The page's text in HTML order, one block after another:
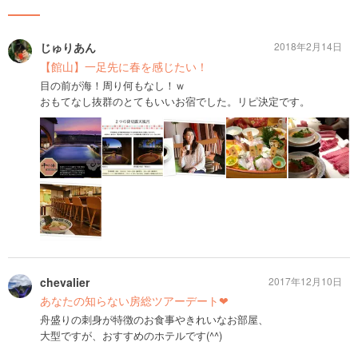
じゅりあん
【館山】一足先に春を感じたい！
目の前が海！周り何もなし！ｗ
おもてなし抜群のとてもいいお宿でした。リピ決定です。
2018年2月14日
chevalier
あなたの知らない房総ツアーデート❤︎
舟盛りの刺身が特徴のお食事やきれいなお部屋、
大型ですが、おすすめのホテルです(^^)
2017年12月10日